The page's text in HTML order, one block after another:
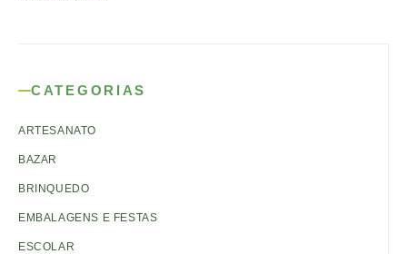
CATEGORIAS
ARTESANATO
BAZAR
BRINQUEDO
EMBALAGENS E FESTAS
ESCOLAR